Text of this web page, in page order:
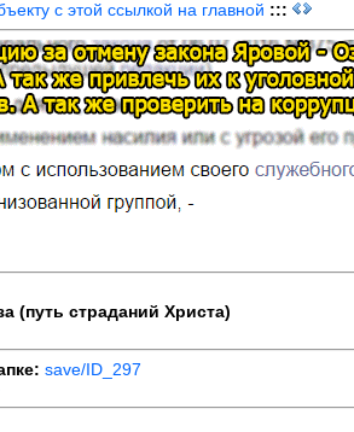
с этой ссылкой на главной :::
(путь страданий Христа)
save/ID_297